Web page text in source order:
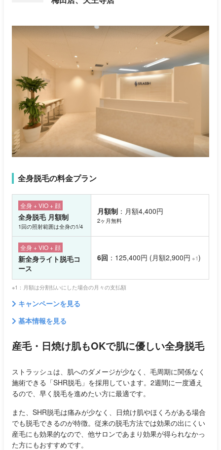
全身脱毛の料金プラン
全身 + VIO + 顔
全身脱毛 月額制
1回の照射範囲は全身の1/4
月額制 ：月額4,400円
2ヶ月無料
全身 + VIO + 顔
新全身ライト脱毛コ
ース
6回 ：125,400円 (月額2,900円 ※1)
※1：月額は分割払いにした場合の月々の支払額
キャンペーンを見る
基本情報を見る
産毛・日焼け肌もOKで肌に優しい全身脱毛
ストラッシュは、肌へのダメージが少なく、毛周期に関係なく
施術できる「SHR脱毛」を採用しています。2週間に一度通え
るので、早く脱毛を進めたい方に最適です。
また、SHR脱毛は痛みが少なく、日焼け肌やほくろがある場合
でも脱毛できるのが特徴。従来の脱毛方法では効果の出にくい
産毛にも効果的なので、他サロンであまり効果が得られなかっ
た方にもおすすめです。